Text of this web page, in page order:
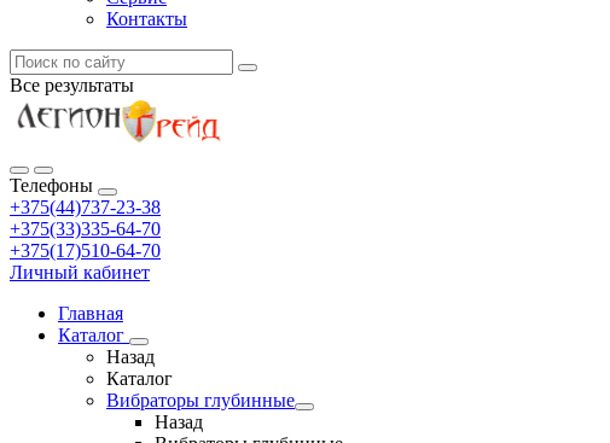
Контакты
Все результаты
Телефоны
+375(44)737-23-38
+375(33)335-64-70
+375(17)510-64-70
Личный кабинет
Главная
Каталог
Назад
Каталог
Вибраторы глубинные
Назад